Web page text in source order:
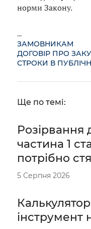
норми Закону.
...
ЗАМОВНИКАМ
ДОГОВІР ПРО
СТРОКИ В
Ще по темі:
Розірвання
частина 1
потрібно
5 Серпня 2026
інструмент